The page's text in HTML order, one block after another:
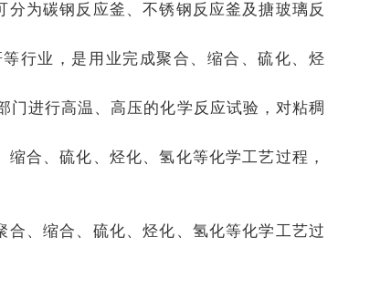
为碳钢反应釜、不锈钢反应釜及搪玻璃反
行业，是用业完成聚合、缩合、硫化、烃
进行高温、高压的化学反应试验，对粘稠
合、硫化、烃化、氢化等化学工艺过程，
、缩合、硫化、烃化、氢化等化学工艺过